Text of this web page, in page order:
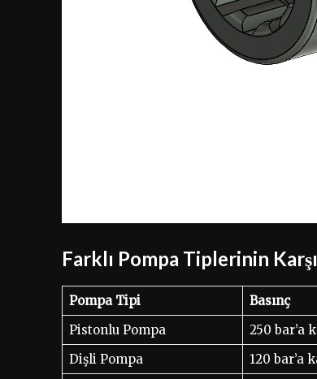
Farklı Pompa Tiplerinin
Pompa Tipi Basınç
Pistonlu Pompa
250 bar’a
Dişli Pompa
120 bar’a